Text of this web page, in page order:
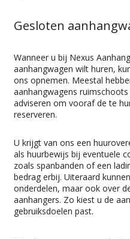
Gesloten
Wanneer u bij Nexus
aanhangwagen wilt huren,
ons opnemen. Meestal
aanhangwagens
adviseren om vooraf de te
reserveren.
U krijgt van ons een
als huurbewijs bij eventuele
zoals spanbanden of een
bedrag erbij. Uiteraard
onderdelen, maar ook over
aanhangers. Zo kiest u de
gebruiksdoelen past.